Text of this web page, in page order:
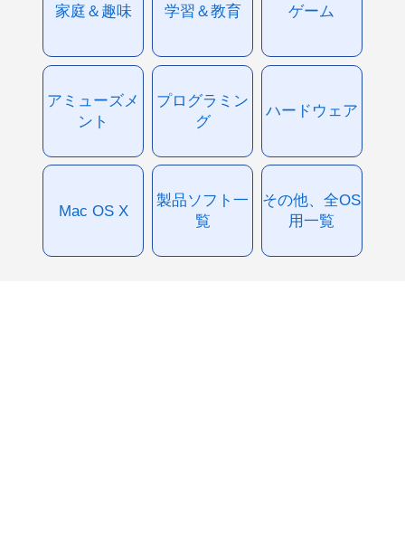
家庭＆趣味 学習＆教育 ゲーム
アミューズメ
ント
プログラミン
グ
ハードウェア
Mac OS X
製品ソフト一
覧
その他、全OS
用一覧